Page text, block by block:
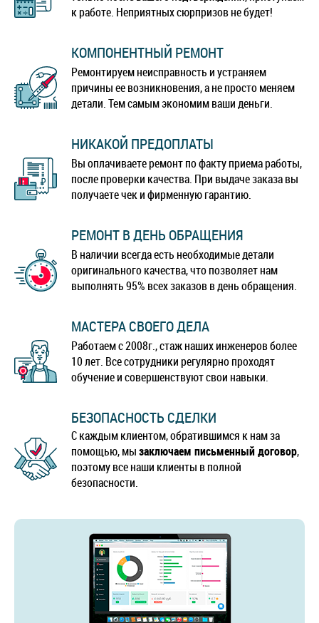
к работе. Неприятных сюрпризов не будет!
КОМПОНЕНТНЫЙ РЕМОНТ
Ремонтируем неисправность и устраняем
причины ее возникновения, а не просто меняем
детали. Тем самым экономим ваши деньги.
НИКАКОЙ ПРЕДОПЛАТЫ
Вы оплачиваете ремонт по факту приема работы,
после проверки качества. При выдаче заказа вы
получаете чек и фирменную гарантию.
РЕМОНТ В ДЕНЬ ОБРАЩЕНИЯ
В наличии всегда есть необходимые детали
оригинального качества, что позволяет нам
выполнять 95% всех заказов в день обращения.
МАСТЕРА СВОЕГО ДЕЛА
Работаем с 2008г., стаж наших инженеров более
10 лет. Все сотрудники регулярно проходят
обучение и совершенствуют свои навыки.
БЕЗОПАСНОСТЬ СДЕЛКИ
С каждым клиентом, обратившимся к нам за
помощью, мызаключаем письменный договор,
поэтому все наши клиенты в полной
безопасности.